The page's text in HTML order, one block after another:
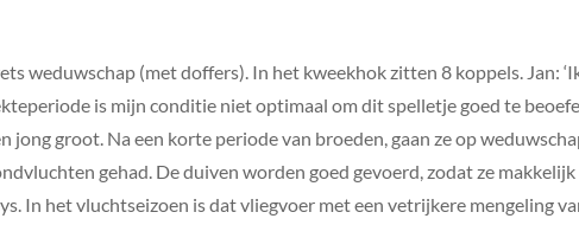
weduwschap (met doffers). In het kweekhok zitten 8 koppels. Jan:
is mijn conditie niet optimaal om dit spelletje goed te
jong groot. Na een korte periode van broeden, gaan ze op
gehad. De duiven worden goed gevoerd, zodat ze
In het vluchtseizoen is dat vliegvoer met een vetrijkere mengeling